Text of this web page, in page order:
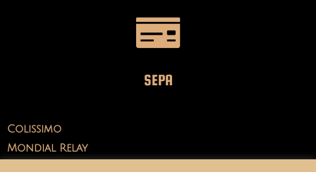
SEPA
Colissimo
Mondial Relay